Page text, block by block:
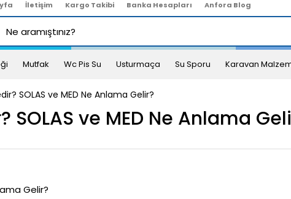
İletişim Kargo Takibi Banka Hesapları Anfora Blog
Mutfak Wc Pis Su Usturmaça Su Sporu Karavan
SOLAS ve MED Ne Anlama Gelir?
SOLAS ve MED Ne Anlama